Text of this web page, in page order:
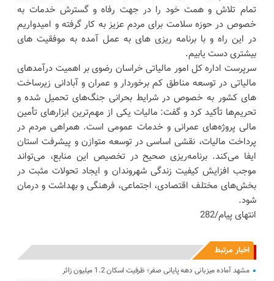
تمام تلاش و همت خود را در جهت رفاه و گسترش خدمات به
خصوص در حوزه سلامت برای مردم عزیز به کار گرفته و امیدواریم
در این راه و با برنامه ریزی های به عمل آمده به موفقیت های
بیشتری دست یابیم.
سرپرست اداره کل امور مالیاتی خراسان رضوی بر اهمیت درآمدهای
مالیاتی در توسعه مناطق کم برخوردار و عمران و آبادانی زیرساخت
های کشور به خصوص در شرایط بحرانی جنگ‌های تحمیل شده و
تحریم‌ها تأکید کرد و گفت: مالیات یکی از مهم‌ترین ابزارهای تأمین
مالی پروژه‌های عمرانی و خدمات عمومی است. همراهی مردم در
پرداخت مالیات، نقشی اساسی در توسعه متوازن و پیشرفت استان
ایفا می‌کند. برنامه‌ریزی صحیح در تخصیص این منابع، می‌تواند
موجب افزایش کیفیت زندگی شهروندان و ایجاد تحولات مثبت در
بخش‌های مختلف اقتصادی، اجتماعی، فرهنگی و بهداشت و درمان
شود.
انتهای پیام/282
اخبار مرتبط
مشهد آماده میزبانی دهه پایانی صفر؛ ظرفیت اسکان 1.2 میلیون زائر